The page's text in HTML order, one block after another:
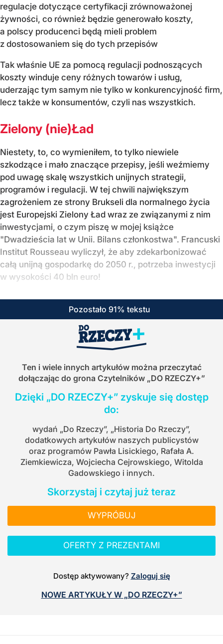
regulacje dotyczące certyfikacji zrównoważonej
żywności, co również będzie generowało koszty,
a polscy producenci będą mieli problem
z dostosowaniem się do tych przepisów
Tak właśnie UE za pomocą regulacji podnoszących
koszty winduje ceny różnych towarów i usług,
uderzając tym samym nie tylko w konkurencyjność firm,
lecz także w konsumentów, czyli nas wszystkich.
Zielony (nie)Ład
Niestety, to, co wymieniłem, to tylko niewiele
szkodzące i mało znaczące przepisy, jeśli weźmiemy
pod uwagę skalę wszystkich unijnych strategii,
programów i regulacji. W tej chwili największym
zagrożeniem ze strony Brukseli dla normalnego życia
jest Europejski Zielony Ład wraz ze związanymi z nim
inwestycjami, o czym piszę w mojej książce
"Dwadzieścia lat w Unii. Bilans członkostwa". Francuski
Institut Rousseau wyliczył, że aby zdekarbonizować
całą unijną gospodarkę do 2050 r., potrzeba inwestycji
w wysokości 40 bln euro!
Pozostało 91% tekstu
Ten i wiele innych artykułów można przeczytać
dołączając do grona Czytelników „DO RZECZY+”
Dzięki „DO RZECZY+” zyskuje się dostęp
do:
wydań „Do Rzeczy”, „Historia Do Rzeczy”,
dodatkowych artykułów naszych publicystów
oraz programów Pawła Lisickiego, Rafała A.
Ziemkiewicza, Wojciecha Cejrowskiego, Witolda
Gadowskiego i innych.
Skorzystaj i czytaj już teraz
WYPRÓBUJ
OFERTY Z PREZENTAMI
Dostęp aktywowany? Zaloguj się
NOWE ARTYKUŁY W „DO RZECZY+”